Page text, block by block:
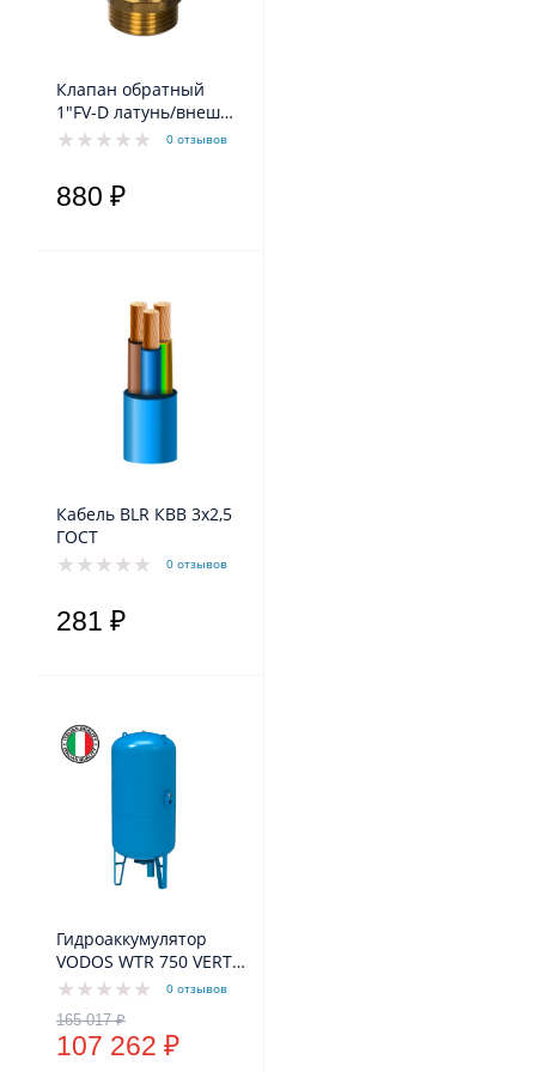
Клапан обратный
1"FV-D латунь/внеш
резьба Belamos0 отзывов
880 ₽
Кабель BLR КВВ 3х2,5
ГОСТ
0 отзывов
281 ₽
Гидроаккумулятор
VODOS WTR 750 VERT
(750 литров, 10bar, G 1
EPDM SE.FA Italy)
0 отзывов
107 262 ₽